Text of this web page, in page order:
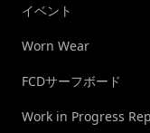
イベント
Worn Wear
FCDサーフボード
Work in Progress